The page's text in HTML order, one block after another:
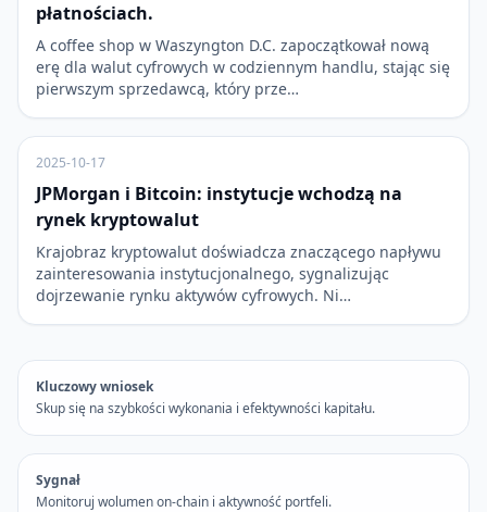
płatnościach.
A coffee shop w Waszyngton D.C. zapoczątkował nową
erę dla walut cyfrowych w codziennym handlu, stając się
pierwszym sprzedawcą, który prze…
2025-10-17
JPMorgan i Bitcoin: instytucje wchodzą na
rynek kryptowalut
Krajobraz kryptowalut doświadcza znaczącego napływu
zainteresowania instytucjonalnego, sygnalizując
dojrzewanie rynku aktywów cyfrowych. Ni…
Kluczowy wniosek
Skup się na szybkości wykonania i efektywności kapitału.
Sygnał
Monitoruj wolumen on-chain i aktywność portfeli.